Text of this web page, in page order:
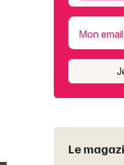
Mon email
Le